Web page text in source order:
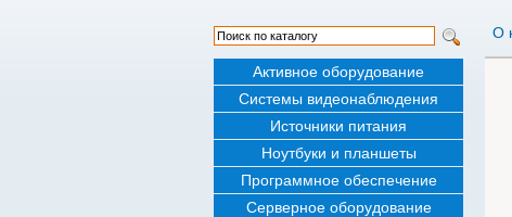
Активное оборудование
Системы видеонаблюдения
Источники питания
Ноутбуки и планшеты
Программное обеспечение
Серверное оборудование
О